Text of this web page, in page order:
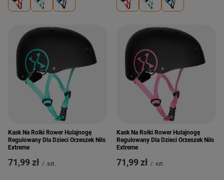
Kask Na Rolki Rower Hulajnogę
Regulowany Dla Dzieci Orzeszek Nils
Extreme
71,99 zł / szt.
Kask Na Rolki Rower Hulajnogę
Regulowany Dla Dzieci Orzeszek Nils
Extreme
71,99 zł / szt.